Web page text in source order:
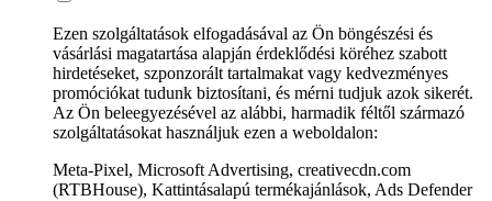
Ezen szolgáltatások elfogadásával az Ön böngészési és
vásárlási magatartása alapján érdeklődési köréhez szabott
hirdetéseket, szponzorált tartalmakat vagy kedvezményes
promóciókat tudunk biztosítani, és mérni tudjuk azok sikerét.
Az Ön beleegyezésével az alábbi, harmadik féltől származó
szolgáltatásokat használjuk ezen a weboldalon:
Meta-Pixel, Microsoft Advertising, creativecdn.com
(RTBHouse), Kattintásalapú termékajánlások, Ads Defender